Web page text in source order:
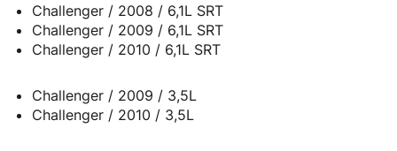
Challenger / 2008 / 6,1L SRT
Challenger / 2009 / 6,1L SRT
Challenger / 2010 / 6,1L SRT
Challenger / 2009 / 3,5L
Challenger / 2010 / 3,5L